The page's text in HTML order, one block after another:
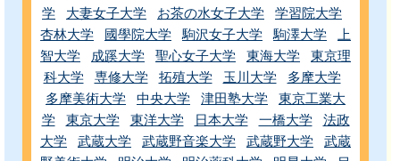
学
大妻女子大学 お茶の水女子大学
学習院大学
杏林大学
國學院大学 駒沢女子大学 駒澤大学
上
智大学
成蹊大学 聖心女子大学 東海大学
東京理
科大学
専修大学 拓殖大学 玉川大学
多摩大学
多摩美術大学
中央大学 津田塾大学
東京工業大
学
東京大学 東洋大学 日本大学 一橋大学
法政
大学
武蔵大学 武蔵野音楽大学 武蔵野大学
武蔵